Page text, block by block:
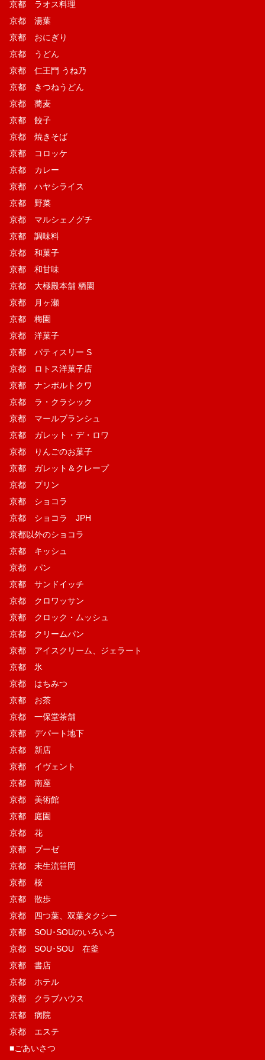
京都 ラオス料理
京都 湯葉
京都 おにぎり
京都 うどん
京都 仁王門 うね乃
京都 きつねうどん
京都 蕎麦
京都 餃子
京都 焼きそば
京都 コロッケ
京都 カレー
京都 ハヤシライス
京都 野菜
京都 マルシェノグチ
京都 調味料
京都 和菓子
京都 和甘味
京都 大極殿本舗 栖園
京都 月ヶ瀬
京都 梅園
京都 洋菓子
京都 パティスリー S
京都 ロトス洋菓子店
京都 ナンポルトクワ
京都 ラ・クラシック
京都 マールブランシュ
京都 ガレット・デ・ロワ
京都 りんごのお菓子
京都 ガレット＆クレープ
京都 プリン
京都 ショコラ
京都 ショコラ JPH
京都以外のショコラ
京都 キッシュ
京都 パン
京都 サンドイッチ
京都 クロワッサン
京都 クロック・ムッシュ
京都 クリームパン
京都 アイスクリーム、ジェラート
京都 氷
京都 はちみつ
京都 お茶
京都 一保堂茶舗
京都 デパート地下
京都 新店
京都 イヴェント
京都 南座
京都 美術館
京都 庭園
京都 花
京都 プーゼ
京都 未生流笹岡
京都 桜
京都 散歩
京都 四つ葉、双葉タクシー
京都 SOU･SOUのいろいろ
京都 SOU･SOU 在釜
京都 書店
京都 ホテル
京都 クラブハウス
京都 病院
京都 エステ
■ごあいさつ